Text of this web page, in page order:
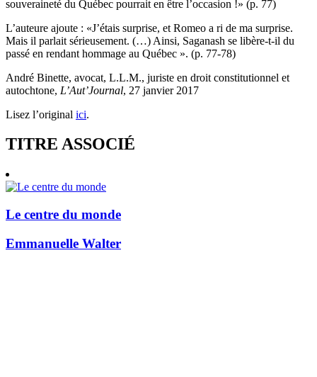
souveraineté du Québec pourrait en être l’occasion !» (p. 77)
L’auteure ajoute : «J’étais surprise, et Romeo a ri de ma surprise.
Mais il parlait sérieusement. (…) Ainsi, Saganash se libère-t-il du
passé en rendant hommage au Québec ». (p. 77-78)
André Binette, avocat, L.L.M., juriste en droit constitutionnel et
autochtone, L’Aut’Journal, 27 janvier 2017
Lisez l’original ici.
TITRE ASSOCIÉ
Le centre du monde
Emmanuelle Walter